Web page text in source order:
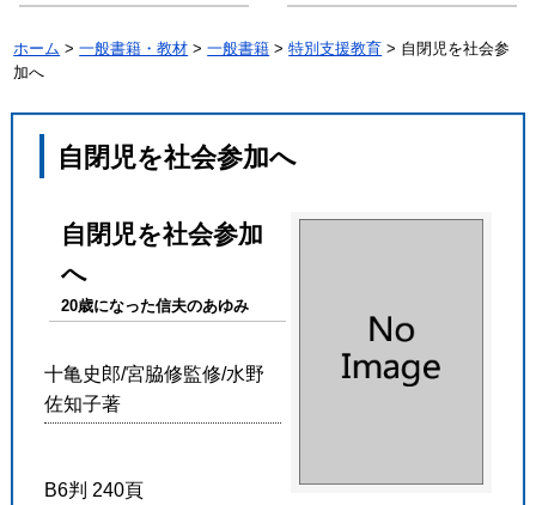
ホーム >一般書籍・教材 >一般書籍 >特別支援教育 > 自閉児を社会参
加へ
自閉児を社会参加へ
自閉児を社会参加
へ
20歳になった信夫のあゆみ
十亀史郎/宮脇修監修/水野
佐知子著
B6判 240頁